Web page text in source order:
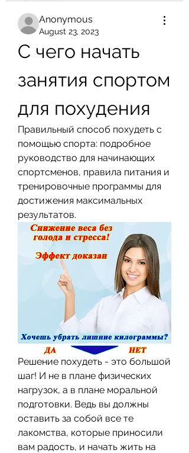
Anonymous
August 23, 2023
С чего начать
занятия спортом
для похудения
Правильный способ похудеть с
помощью спорта: подробное
руководство для начинающих
спортсменов, правила питания и
тренировочные программы для
достижения максимальных
результатов.
Решение похудеть - это большой
шаг! И не в плане физических
нагрузок, а в плане моральной
подготовки. Ведь вы должны
оставить за собой все те
лакомства, которые приносили
вам радость, и начать жить на